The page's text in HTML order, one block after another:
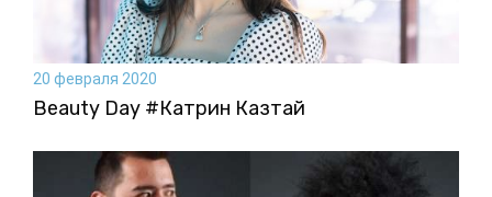
20 февраля 2020
Beauty Day #Катрин Казтай